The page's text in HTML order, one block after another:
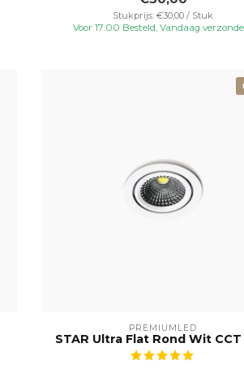
Stukprijs: €30,00 / Stuk
Voor 17:00 Besteld, Vandaag
PREMIUMLED
STAR Ultra Flat Rond Wit CCT